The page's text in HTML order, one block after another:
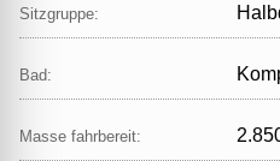
Sitzgruppe:
Bad:
Masse fahrbereit: